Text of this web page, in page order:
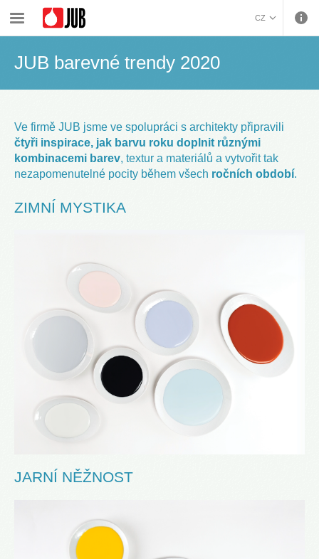
CZ
MAGYAR (HUNGARIAN)
ITALIANO (ITALIAN)
KOSOVA (KOSOVO)
(SLOVENIAN)
Malířské barvy a dekorativa
JUB barevné trendy 2020
Ve firmě JUB jsme ve spolupráci s architekty připravili
čtyři inspirace, jak barvu roku doplnit různými
kombinacemi barev, textur a materiálů a vytvořit tak
nezapomenutelné pocity během všech ročních období.
ZIMNÍ MYSTIKA
JARNÍ NĚŽNOST